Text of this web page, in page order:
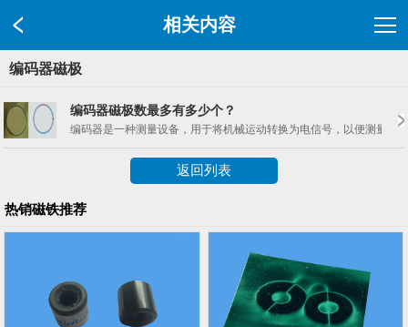
相关内容
编码器磁极
编码器磁极数最多有多少个？
编码器是一种测量设备，用于将机械运动转换为电信号，以便测量位
返回列表
热销磁铁推荐